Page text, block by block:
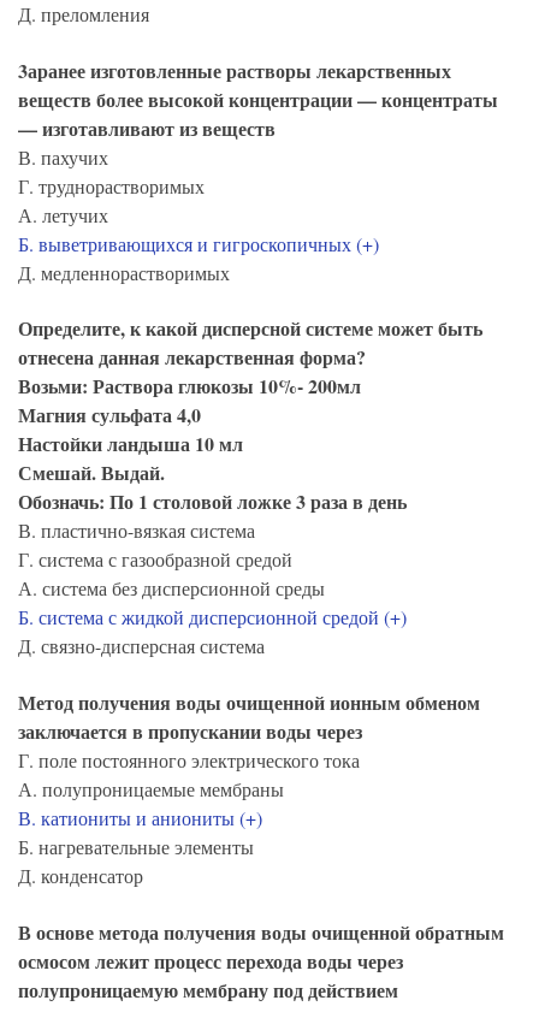
Д. преломления
3аранее изготовленные растворы лекарственных
веществ более высокой концентрации — концентраты
— изготавливают из веществ
В. пахучих
Г. труднорастворимых
А. летучих
Б. выветривающихся и гигроскопичных (+)
Д. медленнорастворимых
Определите, к какой дисперсной системе может быть
отнесена данная лекарственная форма?
Возьми: Раствора глюкозы 10%- 200мл
Магния сульфата 4,0
Настойки ландыша 10 мл
Смешай. Выдай.
Обозначь: По 1 столовой ложке 3 раза в день
В. пластично-вязкая система
Г. система с газообразной средой
А. система без дисперсионной среды
Б. система с жидкой дисперсионной средой (+)
Д. связно-дисперсная система
Метод получения воды очищенной ионным обменом
заключается в пропускании воды через
Г. поле постоянного электрического тока
А. полупроницаемые мембраны
В. катиониты и аниониты (+)
Б. нагревательные элементы
Д. конденсатор
В основе метода получения воды очищенной обратным
осмосом лежит процесс перехода воды через
полупроницаемую мембрану под действием